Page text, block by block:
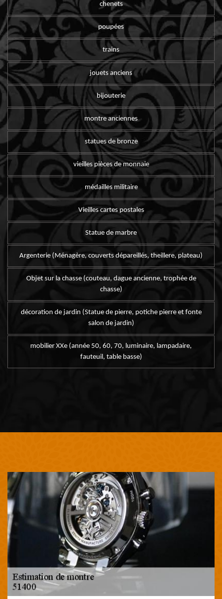
chenets
poupées
trains
jouets anciens
bijouterie
montre anciennes
statues de bronze
vieilles pièces de monnaie
médailles militaire
Vieilles cartes postales
Statue de marbre
Argenterie (Ménagère, couverts dépareillés, theillere, plateau)
Objet sur la chasse (couteau, dague ancienne, trophée de
chasse)
décoration de jardin (Statue de pierre, potiche pierre et fonte
salon de jardin)
mobilier XXe (année 50, 60, 70, luminaire, lampadaire,
fauteuil, table basse)